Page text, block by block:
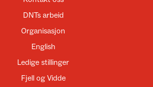
DNTs arbeid
Organisasjon
English
Ledige stillinger
Fjell og Vidde